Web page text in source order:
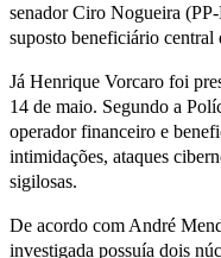
senador Ciro Nogueira
suposto beneficiário central
Já Henrique Vorcaro foi
14 de maio. Segundo a
operador financeiro e
intimidações, ataques
sigilosas.
De acordo com André
investigada possuía dois